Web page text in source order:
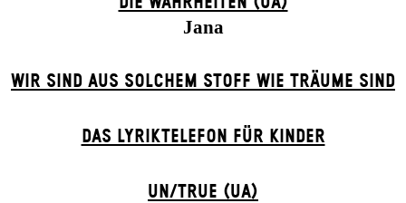
Jana
WIR SIND AUS SOLCHEM STOFF WIE TRÄUME SIND
DAS LYRIKTELEFON FÜR KINDER
UN/TRUE (UA)